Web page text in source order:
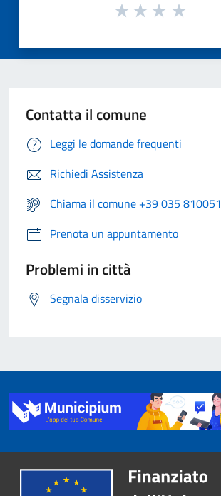
Contatta il comune
Leggi le domande frequenti
Richiedi Assistenza
Chiama il comune +39 035 810051
Prenota un appuntamento
Problemi in città
Segnala disservizio